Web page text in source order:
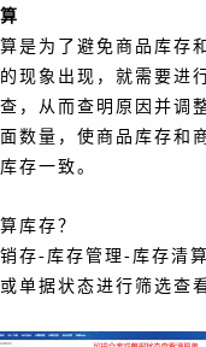
是为了避免商品库存
现象出现，就需要进
，从而查明原因并调
数量，使商品库存和
存一致。
库存？
存-库存管理-库存清算
单据状态进行筛选查